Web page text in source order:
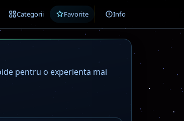
Categorii Favorite Info
pentru o experienta mai